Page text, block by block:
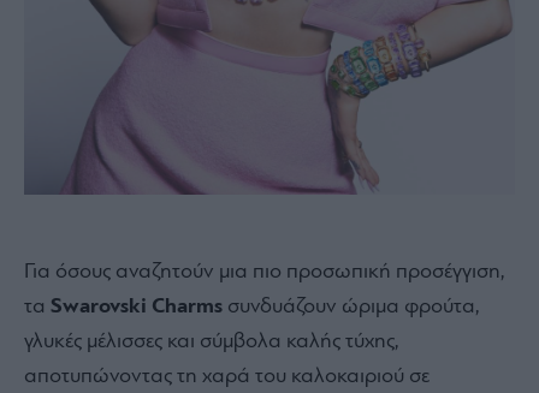
Για όσους αναζητούν μια πιο προσωπική προσέγγιση,
τα Swarovski Charms συνδυάζουν ώριμα φρούτα,
γλυκές μέλισσες και σύμβολα καλής τύχης,
αποτυπώνοντας τη χαρά του καλοκαιριού σε